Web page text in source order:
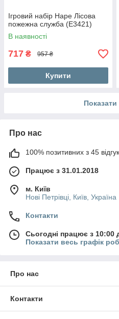
Ігровий набір Hape Лісова
пожежна служба (E3421)
В наявності
717 ₴ 957 ₴
Купити
Про нас
100% позитивних з 45
Працює з 31.01.2018
м. Київ
Нові Петрівці, Київ, Україна
Контакти
Сьогодні працює з 10:00
Показати весь графік
Про нас
Контакти